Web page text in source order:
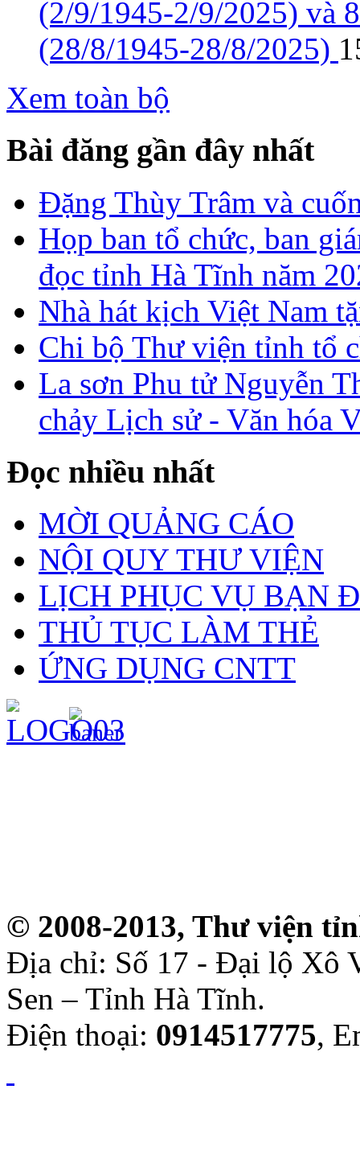
(2/9/1945-2/9/2025) và
(28/8/1945-28/8/2025)
Xem toàn bộ
Bài đăng gần đây nhất
Đặng Thùy Trâm và
Họp ban tổ chức, ban
đọc tỉnh Hà Tĩnh năm
Nhà hát kịch Việt Nam
Chi bộ Thư viện tỉnh tổ
La sơn Phu tử Nguyễn
chảy Lịch sử - Văn hóa
Đọc nhiều nhất
MỜI QUẢNG CÁO
NỘI QUY THƯ VIỆN
LỊCH PHỤC VỤ BẠN
THỦ TỤC LÀM THẺ
ỨNG DỤNG CNTT
© 2008-2013, Thư viện
Địa chỉ: Số 17 - Đại lộ Xô
Sen – Tỉnh Hà Tĩnh.
Điện thoại: 0914517775,